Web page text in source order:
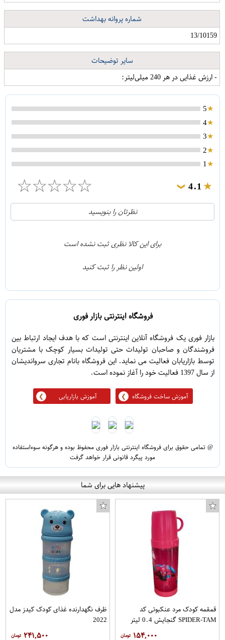
شماره پروانه بهداشت
13/10159
سایر توضیحات
- ارزش غذایی در هر 240 میلی‌لیتر:
5
4
3
2
1
4.1
❯
☆
☆
☆
☆
☆
21
1
نظرتان را بنویسید
برای این کالا نظری ثبت نشده است
اولین نظر را ثبت کنید
فروشگاه اینترنتی بازار فوری
بازار فوری یک فروشگاه آنلاین اینترنتی است که با هدف ایجاد ارتباط بین
فروشندگان و صاحبان تولیدات حتی تولیدات بسیار کوچک با مشتریان
توسط بازاریابان فعالیت می نماید. این فروشگاه بانام تجاری سرواندیشان
از سال 1397 فعالیت خود را آغاز نموده است.
آموزش ساخت فروشگاه آموزش بازاریابی
@ تمامی حقوق برای فروشگاه اینترنتی بازار فوری محفوظ بوده و هرگونه سوءاستفاده
مورد پیگرد قانونی قرار خواهد گرفت
پیشنهاد هایی برای شما
قمقمه کودک مرد عنکبوتی کد
SPIDER-TAM گنجایش 0.4 لیتر
۱۵۴,۰۰۰
ظرف نگهدارنده غذای کودک کیدز مدل
2022
۲۴۱,۵۰۰